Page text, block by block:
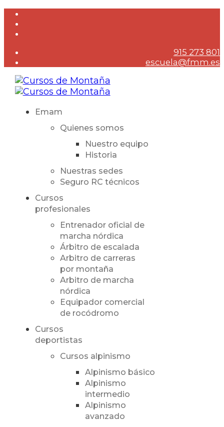
915 273 801
escuela@fmm.es
Emam
Quienes somos
Nuestro equipo
Historia
Nuestras sedes
Seguro RC técnicos
Cursos
profesionales
Entrenador oficial de
marcha nórdica
Árbitro de escalada
Arbitro de carreras
por montaña
Arbitro de marcha
nórdica
Equipador comercial
de rocódromo
Cursos
deportistas
Cursos alpinismo
Alpinismo básico
Alpinismo
intermedio
Alpinismo
avanzado